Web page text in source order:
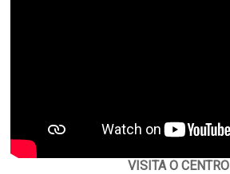
VISITA O CENTRO